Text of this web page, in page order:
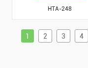
HTA-248
1 2 3 4